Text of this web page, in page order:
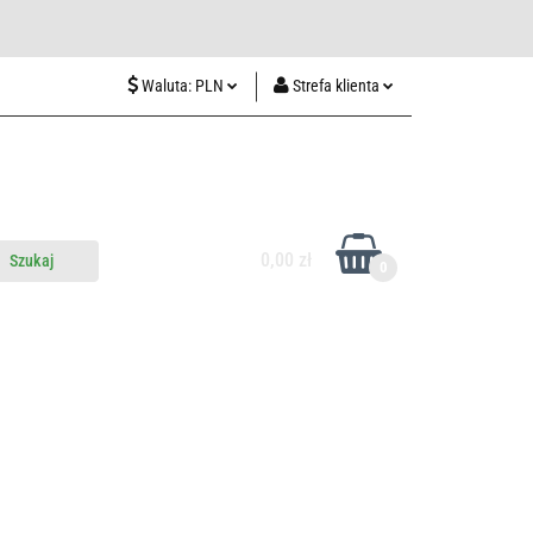
Waluta: PLN Strefa klienta